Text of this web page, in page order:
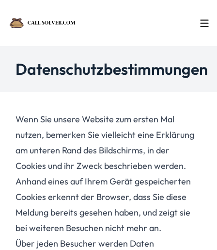
Datenschutzbestimmungen
Wenn Sie unsere Website zum ersten Mal
nutzen, bemerken Sie vielleicht eine Erklärung
am unteren Rand des Bildschirms, in der
Cookies und ihr Zweck beschrieben werden.
Anhand eines auf Ihrem Gerät gespeicherten
Cookies erkennt der Browser, dass Sie diese
Meldung bereits gesehen haben, und zeigt sie
bei weiteren Besuchen nicht mehr an.
Über jeden Besucher werden Daten